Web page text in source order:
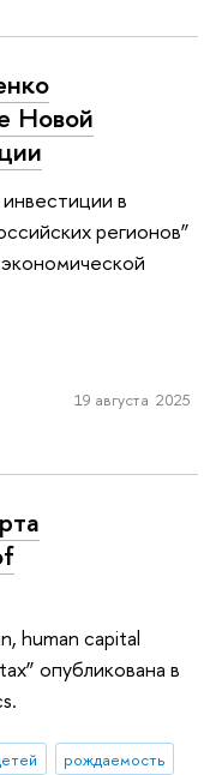
Новой
в
регионов”
19 августа 2025
human capital
опубликована в
рождаемость